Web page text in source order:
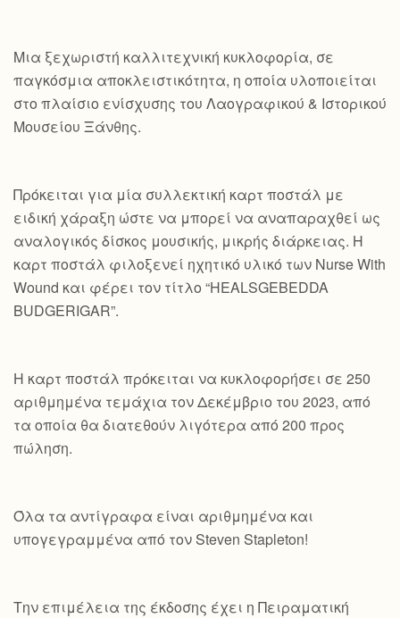
Mια ξεχωριστή καλλιτεχνική κυκλοφορία, σε
παγκόσμια αποκλειστικότητα, η οποία υλοποιείται
στο πλαίσιο ενίσχυσης του Λαογραφικού & Ιστορικού
Μουσείου Ξάνθης.
Πρόκειται για μία συλλεκτική καρτ ποστάλ με
ειδική χάραξη ώστε να μπορεί να αναπαραχθεί ως
αναλογικός δίσκος μουσικής, μικρής διάρκειας. Η
καρτ ποστάλ φιλοξενεί ηχητικό υλικό των Nurse With
Wound και φέρει τον τίτλο “HEALSGEBEDDA
BUDGERIGAR”.
Η καρτ ποστάλ πρόκειται να κυκλοφορήσει σε 250
αριθμημένα τεμάχια τον Δεκέμβριο του 2023, από
τα οποία θα διατεθούν λιγότερα από 200 προς
πώληση.
Όλα τα αντίγραφα είναι αριθμημένα και
υπογεγραμμένα από τον Steven Stapleton!
Την επιμέλεια της έκδοσης έχει η Πειραματική